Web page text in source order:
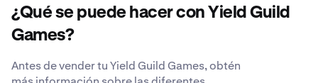
¿Qué se puede hacer con Yield Guild
Games?
Antes de vender tu Yield Guild Games, obtén